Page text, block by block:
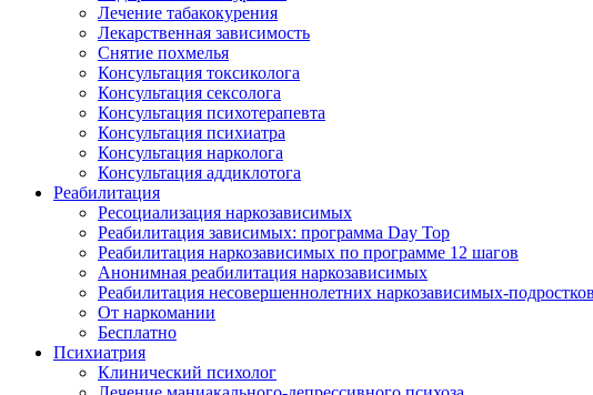
Лечение табакокурения
Лекарственная зависимость
Снятие похмелья
Консультация токсиколога
Консультация сексолога
Консультация психотерапевта
Консультация психиатра
Консультация нарколога
Консультация аддиклотога
Реабилитация
Ресоциализация наркозависимых
Реабилитация зависимых: программа Day Top
Реабилитация наркозависимых по программе 12 шагов
Анонимная реабилитация наркозависимых
Реабилитация несовершеннолетних наркозависимых-подростков
От наркомании
Бесплатно
Психиатрия
Клинический психолог